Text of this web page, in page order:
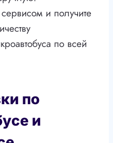
и получите
по всей
по
и